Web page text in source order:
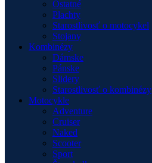
Ostatné
Plachty
Starostlivosť o motocykel
Stojany
Kombinézy
Dámske
Pánske
Slidery
Starostlivosť o kombinézy
Motocykle
Adventure
Cruiser
Naked
Scooter
Sport